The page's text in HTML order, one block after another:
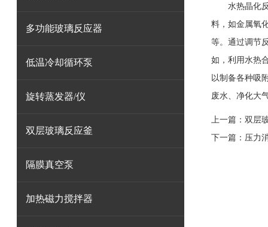
水热晶化反
料，如金属氧
等。通过调节
如，利用水热
以制备各种吸
废水、净化大
上一篇： 双层
下一篇： 压力
多功能玻璃反应器
低温冷却循环泵
旋转蒸发器/仪
双层玻璃反应釜
隔膜真空泵
加热磁力搅拌器